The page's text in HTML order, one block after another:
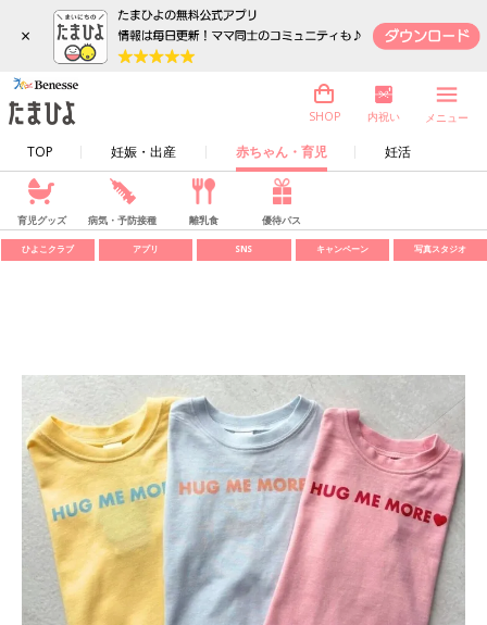
×
TOP 妊娠・出産 赤ちゃん・育児 妊活
SHOP 内祝い メニュー
育児グッズ 病気・予防接種 離乳食 優待パス
ひよこクラブ アプリ SNS キャンペーン 写真スタジオ